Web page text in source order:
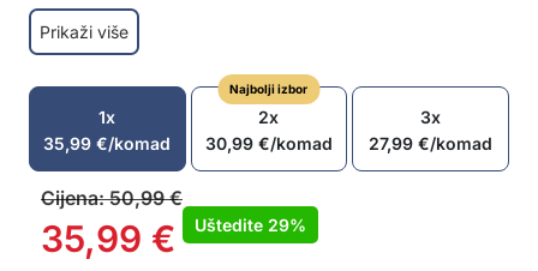
snimku i šalje upozorenje!
Žarulja i nadzorna kamera u jednom
Sigurnosna kamera na žarulji ima standardni
Jednostavno se montira na navoj stropnog
priključka, na stolnu lampu itd.
Kamerom se može upravljati putem aplikacije na
telefonu
Pogledajte sobu uživo i pomaknite kameru na
Prikaži više
1x
35,99€/komad
Najbolji izbor
2x
30,99 €/komad
3x
27,99€/komad
Cijena:50,99€
35,99 € Uštedite 29%